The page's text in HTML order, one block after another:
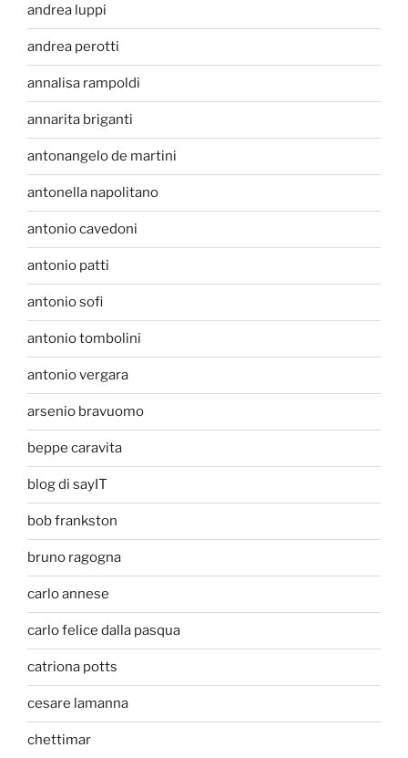
andrea luppi
andrea perotti
annalisa rampoldi
annarita briganti
antonangelo de martini
antonella napolitano
antonio cavedoni
antonio patti
antonio sofi
antonio tombolini
antonio vergara
arsenio bravuomo
beppe caravita
blog di sayIT
bob frankston
bruno ragogna
carlo annese
carlo felice dalla pasqua
catriona potts
cesare lamanna
chettimar